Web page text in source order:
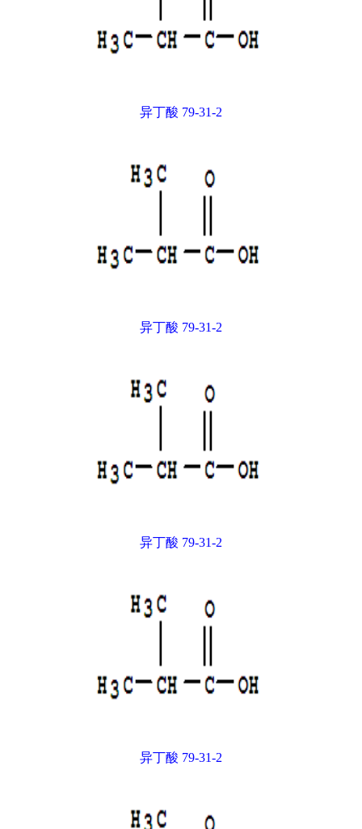
异丁酸 79-31-2
异丁酸 79-31-2
异丁酸 79-31-2
异丁酸 79-31-2